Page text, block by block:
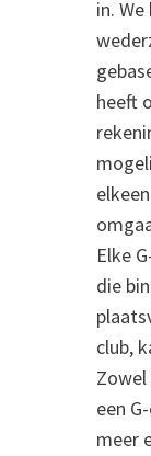
in.
heeft
Elke
die
club,
Zowel
een
meer